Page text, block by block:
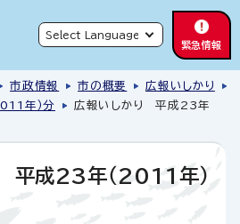
緊急情報
市政情報 市の概要
広報いしかり
年）分
広報いしかり 平成23年
平成23年（2011年）